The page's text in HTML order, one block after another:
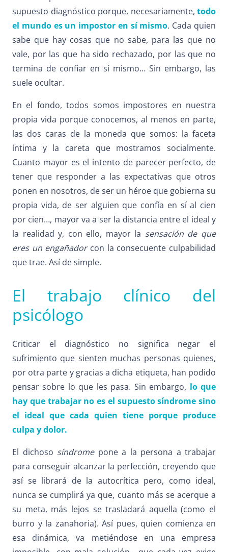
supuesto diagnóstico porque, necesariamente, todo
el mundo es un impostor en sí mismo. Cada quien
sabe que hay cosas que no sabe, para las que no
vale, por las que ha sido rechazado, por las que no
termina de confiar en sí mismo… Sin embargo, las
suele ocultar.
En el fondo, todos somos impostores en nuestra
propia vida porque conocemos, al menos en parte,
las dos caras de la moneda que somos: la faceta
íntima y la careta que mostramos socialmente.
Cuanto mayor es el intento de parecer perfecto, de
tener que responder a las expectativas que otros
ponen en nosotros, de ser un héroe que gobierna su
propia vida, de ser alguien que confía en sí al cien
por cien…, mayor va a ser la distancia entre el ideal y
la realidad y, con ello, mayor la sensación de que
eres un engañador con la consecuente culpabilidad
que trae. Así de simple.
El trabajo clínico del
psicólogo
Criticar el diagnóstico no significa negar el
sufrimiento que sienten muchas personas quienes,
por otra parte y gracias a dicha etiqueta, han podido
pensar sobre lo que les pasa. Sin embargo, lo que
hay que trabajar no es el supuesto síndrome sino
el ideal que cada quien tiene porque produce
culpa y dolor.
El dichoso síndromepone a la persona a trabajar
para conseguir alcanzar la perfección, creyendo que
así se librará de la autocrítica pero, como ideal,
nunca se cumplirá ya que, cuanto más se acerque a
su meta, más lejos se trasladará aquella (como el
burro y la zanahoria). Así pues, quien comienza en
esa dinámica, va metiéndose en una empresa